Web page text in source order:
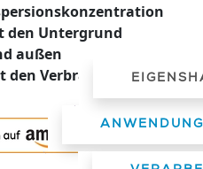
den Untergrund
außen
den Verbrauch von